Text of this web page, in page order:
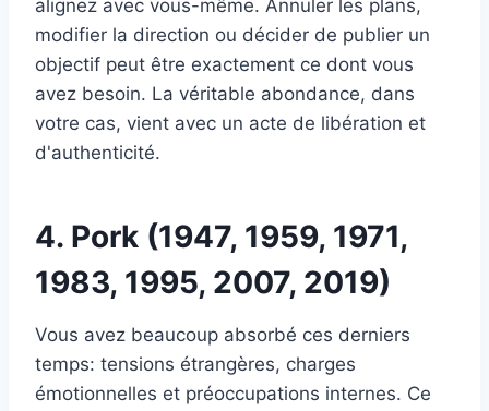
alignez avec vous-même. Annuler les plans,
modifier la direction ou décider de publier un
objectif peut être exactement ce dont vous
avez besoin. La véritable abondance, dans
votre cas, vient avec un acte de libération et
d'authenticité.
4. Pork (1947, 1959, 1971,
1983, 1995, 2007, 2019)
Vous avez beaucoup absorbé ces derniers
temps: tensions étrangères, charges
émotionnelles et préoccupations internes. Ce